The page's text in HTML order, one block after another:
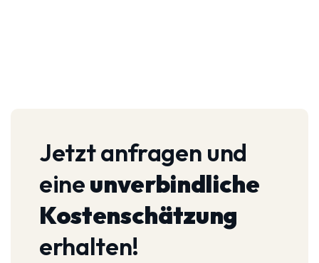
Jetzt anfragen und
eineunverbindliche
Kostenschätzung
erhalten!